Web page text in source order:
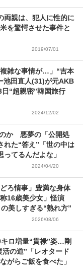
両親は、犯人に性的に
を驚愕させた事件と
2019/07/01
複雑な事情が…」“吉本
池田直人(31)が元AKB
“超親密”韓国旅行
2024/12/02
か 悪夢の「公開処
れた“答え”「世の中は
てるんだよな」
2024/04/20
ろ情事」豊満な身体
16歳美少女」怪演
美しすぎる“熟れ方”
2026/08/06
ロ増量“貫禄”姿…剛
の道”「レオタード
がらご飯を食べた」